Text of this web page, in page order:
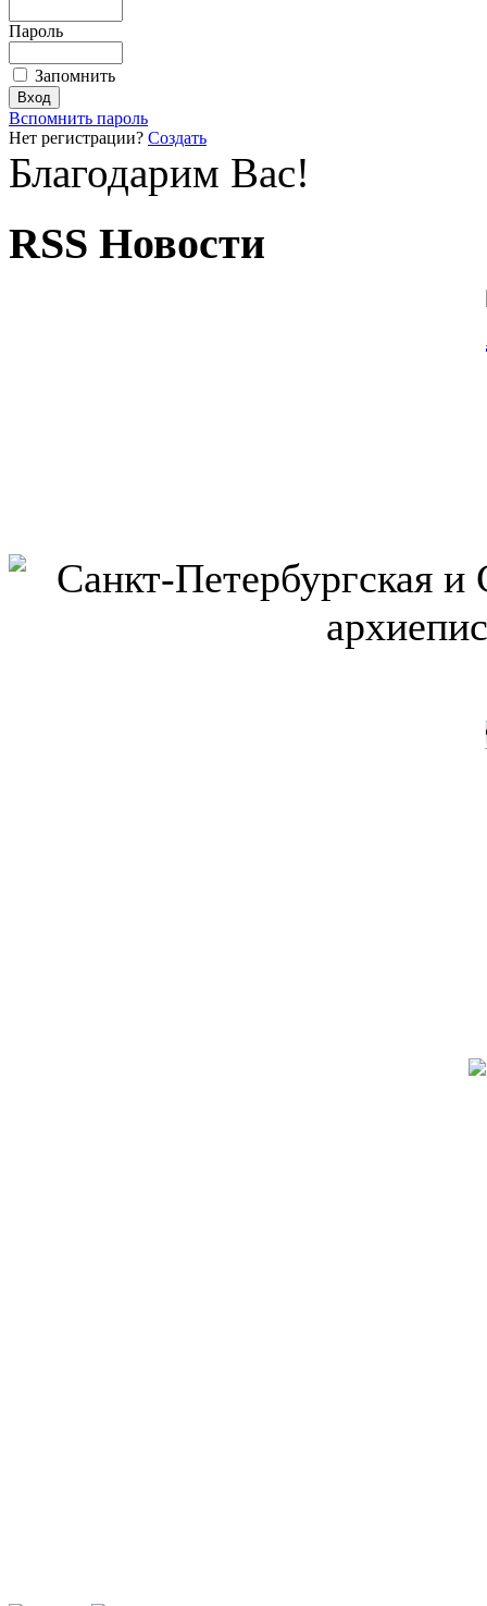
Пароль
Запомнить
Вспомнить пароль
Нет регистрации? Создать
Благодарим Вас!
RSS Новости